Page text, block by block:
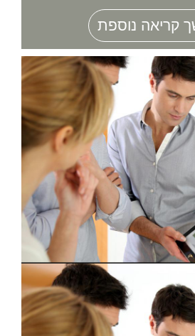
קריאה נוספת